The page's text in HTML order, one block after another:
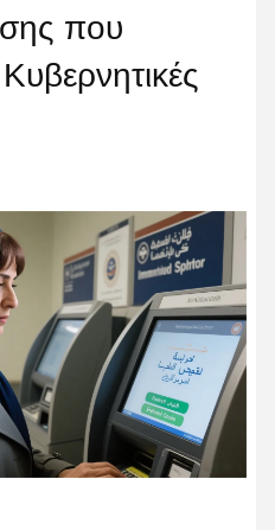
που